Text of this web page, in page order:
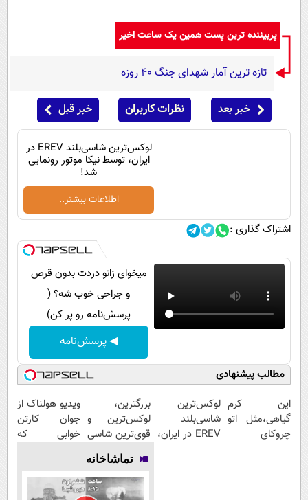
فناوری
محیط زیست
سلامت
فرهنگی
بین الملل
اجتماعی
سیاست خارجی
روانشناسی
پربیننده ترین پست همین یک ساعت اخیر
تازه ترین آمار شهدای جنگ 40 روزه
خبر بعد نظرات کاربران خبر قبل
لوکس‌ترین شاسی‌بلند EREV در
ایران، توسط نیکا موتور رونمایی
شد!
اطلاعات بیشتر..
اشتراک گذاری :
میخوای زانو دردت بدون قرص
و جراحی خوب شه؟ (
پرسش‌نامه رو پر کن)
◀ پرسش‌نامه
مطالب پیشنهادی
این کرم
گیاهی،مثل اتو
چروکای
لوکس‌ترین
شاسی‌بلند
EREV در ایران،
بزرگترین،
لوکس‌ترین و
قوی‌ترین شاسی
بلند EREV در
در ایران رونمایی
شد
ویدیو هولناک از
جوان کارتن
خوابی که
تماشاخانه